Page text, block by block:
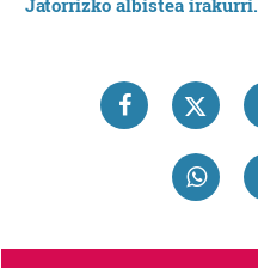
Jatorrizko albistea irakurri.